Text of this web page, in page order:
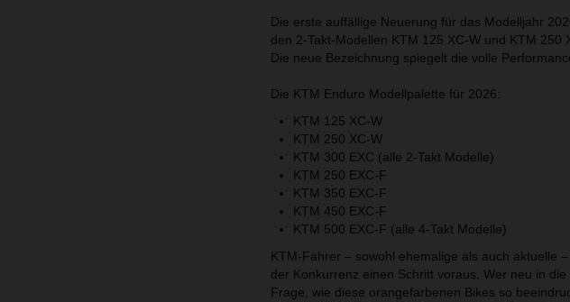
Die erste auffällige Neuerung für das Modelljahr
den 2-Takt-Modellen KTM 125 XC-W und KTM
Die neue Bezeichnung spiegelt die volle
Die KTM Enduro Modellpalette für 2026:
KTM 125 XC-W
KTM 250 XC-W
KTM 300 EXC (alle 2-Takt Modelle)
KTM 250 EXC-F
KTM 350 EXC-F
KTM 450 EXC-F
KTM 500 EXC-F (alle 4-Takt Modelle)
KTM-Fahrer – sowohl ehemalige als auch aktuelle
der Konkurrenz einen Schritt voraus. Wer neu in
Frage, wie diese orangefarbenen Bikes so